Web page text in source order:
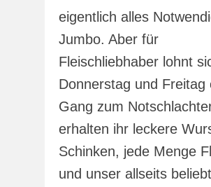
eigentlich alles
Jumbo. Aber für
Fleischliebhaber lohnt
Donnerstag und Freitag
Gang zum
erhalten ihr leckere
Schinken, jede Menge
und unser allseits